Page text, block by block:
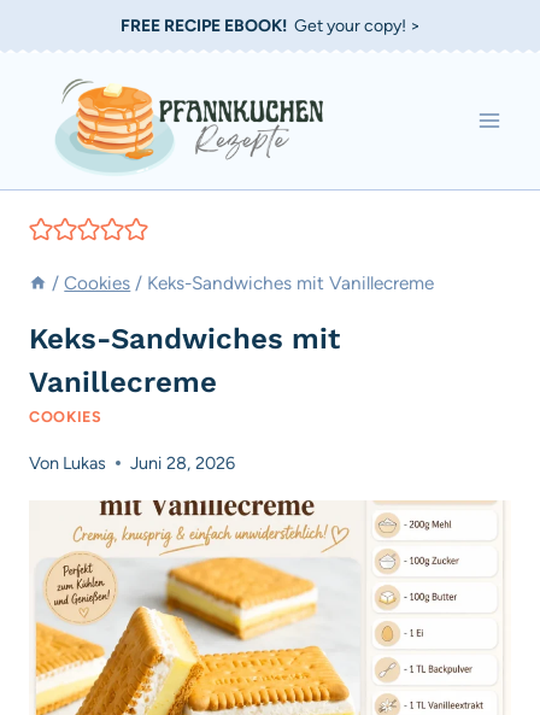
Inhalt
springen
FREE RECIPE EBOOK!Get your copy! >
/ Cookies / Keks-Sandwiches mit Vanillecreme
Keks-Sandwiches mit
Vanillecreme
COOKIES
Von Lukas Juni 28, 2026